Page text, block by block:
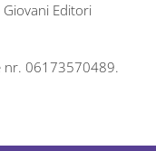
Editori
nr. 06173570489.